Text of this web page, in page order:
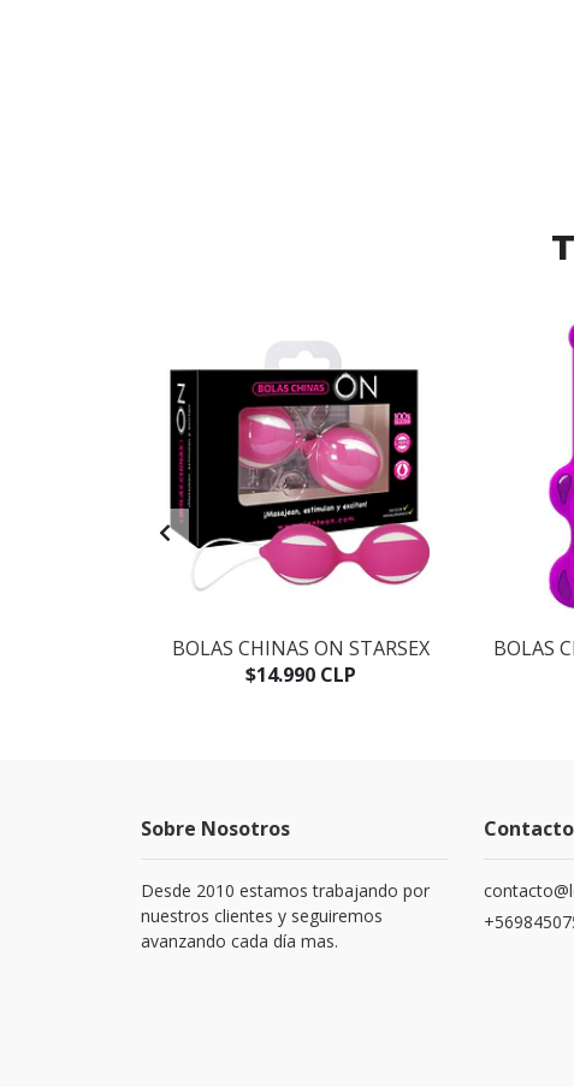
BOLAS CHINAS ON STARSEX
$14.990 CLP
BOLAS
Sobre Nosotros
Desde 2010 estamos trabajando por
nuestros clientes y seguiremos
avanzando cada día mas.
Contacto